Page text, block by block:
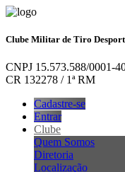
Clube Militar de Tiro
CNPJ 15.573.588/0001-
CR 132278 / 1ª RM
Cadastre-se
Entrar
Clube
Quem Somos
Diretoria
Localização